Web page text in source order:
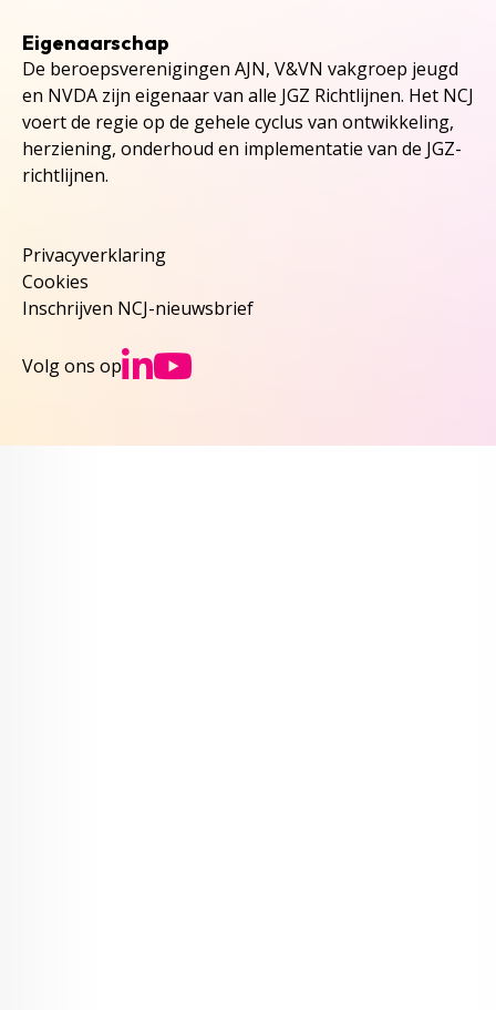
Eigenaarschap
De beroepsverenigingen AJN, V&VN vakgroep jeugd
en NVDA zijn eigenaar van alle JGZ Richtlijnen. Het NCJ
voert de regie op de gehele cyclus van ontwikkeling,
herziening, onderhoud en implementatie van de JGZ-
richtlijnen.
Privacyverklaring
Cookies
Inschrijven NCJ-nieuwsbrief
Volg ons op Ga naar NCJs